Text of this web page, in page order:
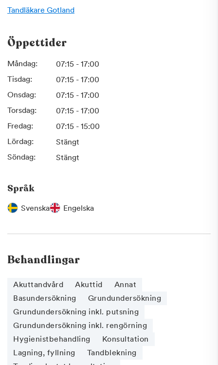
Tandläkare Gotland
Öppettider
Måndag:
07:15 - 17:00
Tisdag:
07:15 - 17:00
Onsdag:
07:15 - 17:00
Torsdag:
07:15 - 17:00
Fredag:
07:15 - 15:00
Lördag:
Stängt
Söndag:
Stängt
Språk
Svenska Engelska
Behandlingar
Akuttandvård Akuttid
Annat
Basundersökning
Grundundersökning
Grundundersökning inkl. putsning
Grundundersökning inkl. rengörning
Hygienistbehandling
Konsultation
Lagning, fyllning
Tandblekning